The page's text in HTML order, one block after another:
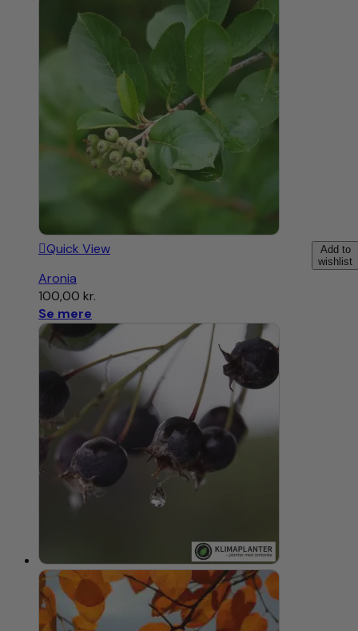
Add to
wishlist
Quick View
Aronia
100,00 kr.
Se mere